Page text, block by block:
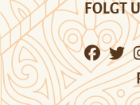
FOLGT